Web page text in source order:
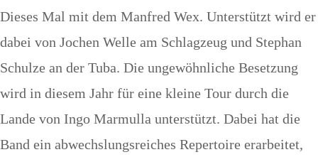
Dieses Mal mit dem Manfred Wex. Unterstützt wird er
dabei von Jochen Welle am Schlagzeug und Stephan
Schulze an der Tuba. Die ungewöhnliche Besetzung
wird in diesem Jahr für eine kleine Tour durch die
Lande von Ingo Marmulla unterstützt. Dabei hat die
Band ein abwechslungsreiches Repertoire erarbeitet,